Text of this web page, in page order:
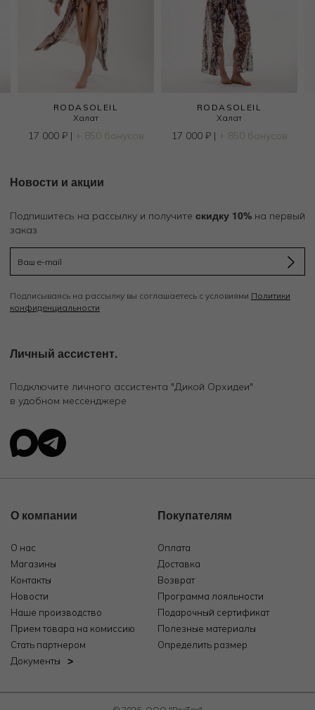
RODASOLEIL
Халат
17 000 ₽| + 850 бонусов
RODASOLEIL
Халат
17 000 ₽| + 850 бонусов
Новости и акции
Подпишитесь на рассылку и получите скидку 10% на первый
заказ
Подписываясь на рассылку вы соглашаетесь с условиями Политики
конфиденциальности
Личный ассистент.
Подключите личного ассистента "Дикой Орхидеи"
в удобном мессенджере
О компании
О нас
Магазины
Контакты
Новости
Наше производство
Прием товара на комиссию
Стать партнером
Документы
Покупателям
Оплата
Доставка
Возврат
Программа лояльности
Подарочный сертификат
Полезные материалы
Определить размер